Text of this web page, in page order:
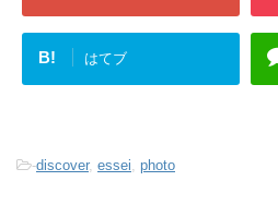
B! はてブ
-discover, essei photo